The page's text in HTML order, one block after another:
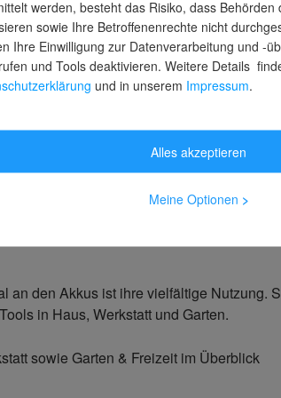
hat sich der gesamte Einhell DIY-
oder auch die Einhell
sowie sämtliche Akkugeräte auf
an der Kernkompetenz Entwicklung
individuelle Lösungen andererseits.
an den Akkus ist ihre vielfältige Nutzung.
in Haus, Werkstatt und Garten.
sowie Garten & Freizeit im Überblick
werden, besteht das Risiko, dass Behörden
sowie Ihre Betroffenenrechte nicht
Ihre Einwilligung zur Datenverarbeitung und -
und Tools deaktivieren. Weitere Details
und in unserem Impressum.
Alles akzeptieren
Meine Optionen >